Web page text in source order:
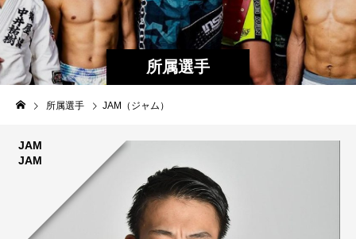
所属選手
所属選手 JAM（ジャム）
JAM
JAM